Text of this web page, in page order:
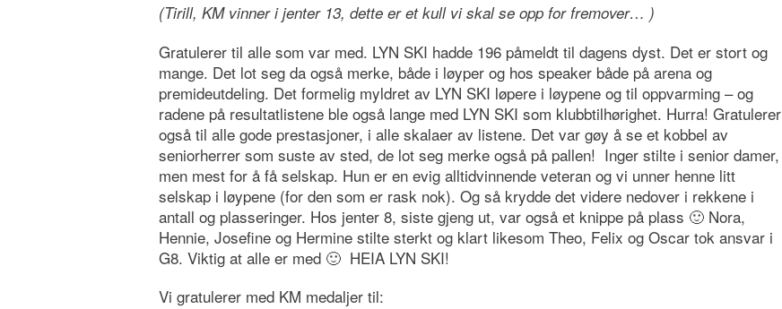
(Tirill, KM vinner i jenter 13, dette er et kull vi skal se opp for fremover… )
Gratulerer til alle som var med. LYN SKI hadde 196 påmeldt til dagens dyst. Det er stort og
mange. Det lot seg da også merke, både i løyper og hos speaker både på arena og
premideutdeling. Det formelig myldret av LYN SKI løpere i løypene og til oppvarming – og
radene på resultatlistene ble også lange med LYN SKI som klubbtilhørighet. Hurra! Gratulerer
også til alle gode prestasjoner, i alle skalaer av listene. Det var gøy å se et kobbel av
seniorherrer som suste av sted, de lot seg merke også på pallen! Inger stilte i senior damer,
men mest for å få selskap. Hun er en evig alltidvinnende veteran og vi unner henne litt
selskap i løypene (for den som er rask nok). Og så krydde det videre nedover i rekkene i
antall og plasseringer. Hos jenter 8, siste gjeng ut, var også et knippe på plass 🙂 Nora,
Hennie, Josefine og Hermine stilte sterkt og klart likesom Theo, Felix og Oscar tok ansvar i
G8. Viktig at alle er med 🙂 HEIA LYN SKI!
Vi gratulerer med KM medaljer til: